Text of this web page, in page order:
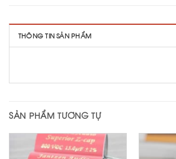
THÔNG TIN SẢN PHẨM
SẢN PHẨM TƯƠNG TỰ